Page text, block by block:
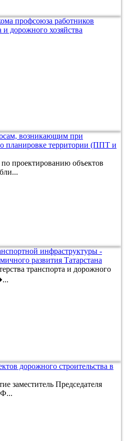
профсоюза работников
и дорожного хозяйства
возникающим при
планировке территории (ППТ и
проектированию объектов
инфраструктуры -
развития Татарстана
транспорта и дорожного
дорожного строительства в
заместитель Председателя
Ф...